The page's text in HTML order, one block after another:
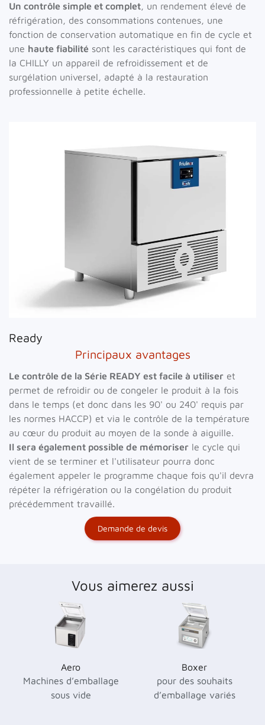
Un contrôle simple et complet, un rendement élevé de
réfrigération, des consommations contenues, une
fonction de conservation automatique en fin de cycle et
une haute fiabilité sont les caractéristiques qui font de
la CHILLY un appareil de refroidissement et de
surgélation universel, adapté à la restauration
professionnelle à petite échelle.
Ready
Principaux avantages
Le contrôle de la Série READY est facile à utiliser et
permet de refroidir ou de congeler le produit à la fois
dans le temps (et donc dans les 90' ou 240' requis par
les normes HACCP) et via le contrôle de la température
au cœur du produit au moyen de la sonde à aiguille.
Il sera également possible de mémoriser le cycle qui
vient de se terminer et l'utilisateur pourra donc
également appeler le programme chaque fois qu'il devra
répéter la réfrigération ou la congélation du produit
précédemment travaillé.
Demande de devis
Vous aimerez aussi
Aero
Machines d’emballage
sous vide
Boxer
pour des souhaits
d’emballage variés